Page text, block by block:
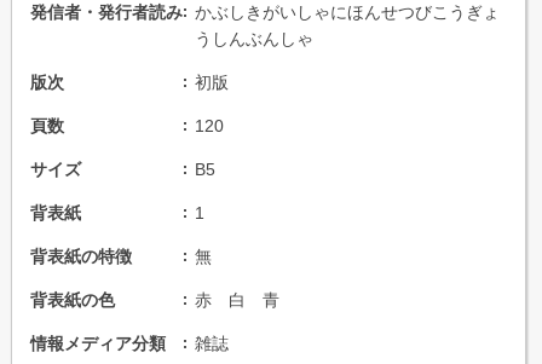
発信者・発行者読み
かぶしきがいしゃにほんせつびこうぎょ
うしんぶんしゃ
版次 初版
頁数 120
サイズ B5
背表紙 1
背表紙の特徴 無
背表紙の色 赤 白 青
情報メディア分類 雑誌